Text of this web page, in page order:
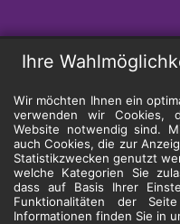
Ihre
Wir möchten Ihnen ein
verwenden wir Cookies,
Website notwendig sind.
auch Cookies, die zur
Statistikzwecken genutzt
welche Kategorien Sie
dass auf Basis Ihrer
Funktionalitäten der
Informationen finden Sie in